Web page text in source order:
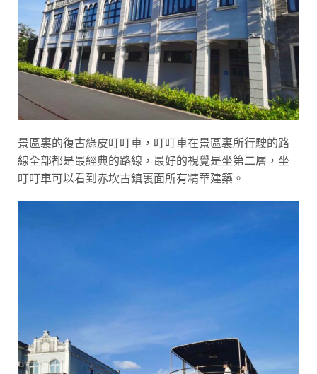
景區裏的復古綠皮叮叮車，叮叮車在景區裏所行駛的路
線全部都是最經典的路線，最好的視覺是坐第二層，坐
叮叮車可以看到赤坎古鎮裏面所有精華建築。